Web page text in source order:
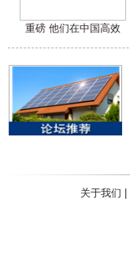
重磅 他们在中国高效
关于我们 |